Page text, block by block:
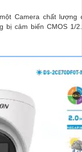
Camera chất lượng